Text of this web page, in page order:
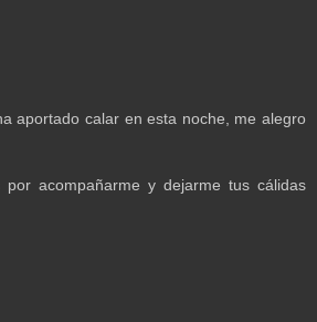
aportado calar en esta noche, me alegro
por acompañarme y dejarme tus cálidas